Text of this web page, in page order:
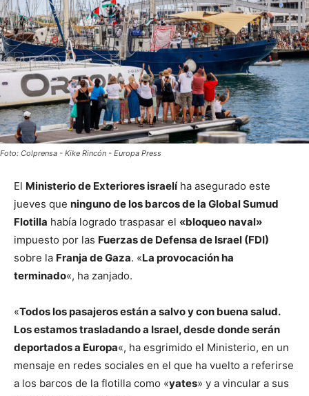
Foto: Colprensa - Kike Rincón - Europa Press
El Ministerio de Exteriores israelíha asegurado este
jueves que ninguno de los barcos de la Global Sumud
Flotilla había logrado traspasar el «bloqueo naval»
impuesto por las Fuerzas de Defensa de Israel (FDI)
sobre la Franja de Gaza. «La provocación ha
terminado«, ha zanjado.
«Todos los pasajeros están a salvo y con buena salud.
Los estamos trasladando a Israel, desde donde serán
deportados a Europa«, ha esgrimido el Ministerio, en un
mensaje en redes sociales en el que ha vuelto a referirse
a los barcos de la flotilla como «yates» y a vincular a sus